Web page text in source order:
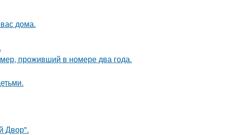
дома.
проживший в номере два года.
Двор".